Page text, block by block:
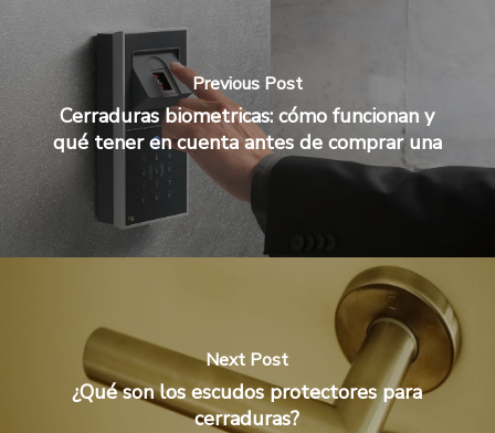
Previous Post
Cerraduras biometricas: cómo funcionan y
qué tener en cuenta antes de comprar una
Next Post
¿Qué son los escudos protectores para
cerraduras?